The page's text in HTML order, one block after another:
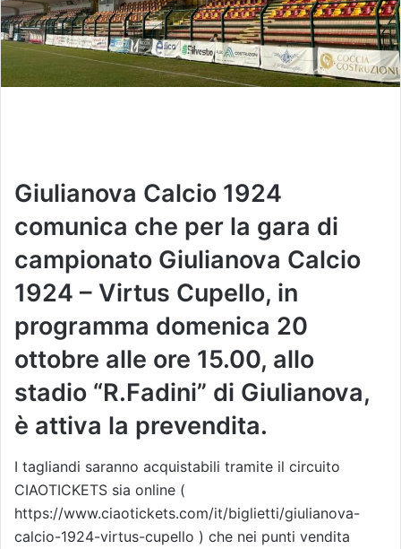
Giulianova Calcio 1924
comunica che per la gara di
campionato Giulianova Calcio
1924 – Virtus Cupello, in
programma domenica 20
ottobre alle ore 15.00, allo
stadio “R.Fadini” di Giulianova,
è attiva la prevendita.
I tagliandi saranno acquistabili tramite il circuito
CIAOTICKETS sia online (
https://www.ciaotickets.com/it/biglietti/giulianova-
calcio-1924-virtus-cupello ) che nei punti vendita